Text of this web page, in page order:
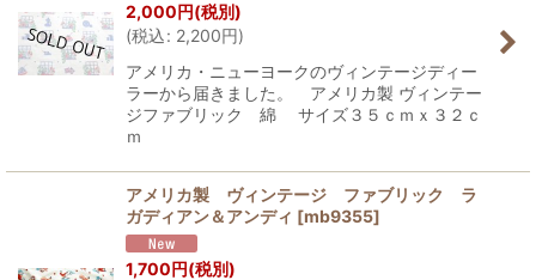
2,000円(税別)
(税込: 2,200円)
アメリカ・ニューヨークのヴィンテージディー
ラーから届きました。 アメリカ製 ヴィンテー
ジファブリック 綿 サイズ３５ｃｍｘ３２ｃ
ｍ
アメリカ製 ヴィンテージ ファブリック ラ
ガディアン＆アンディ [mb9355]
1,700円(税別)